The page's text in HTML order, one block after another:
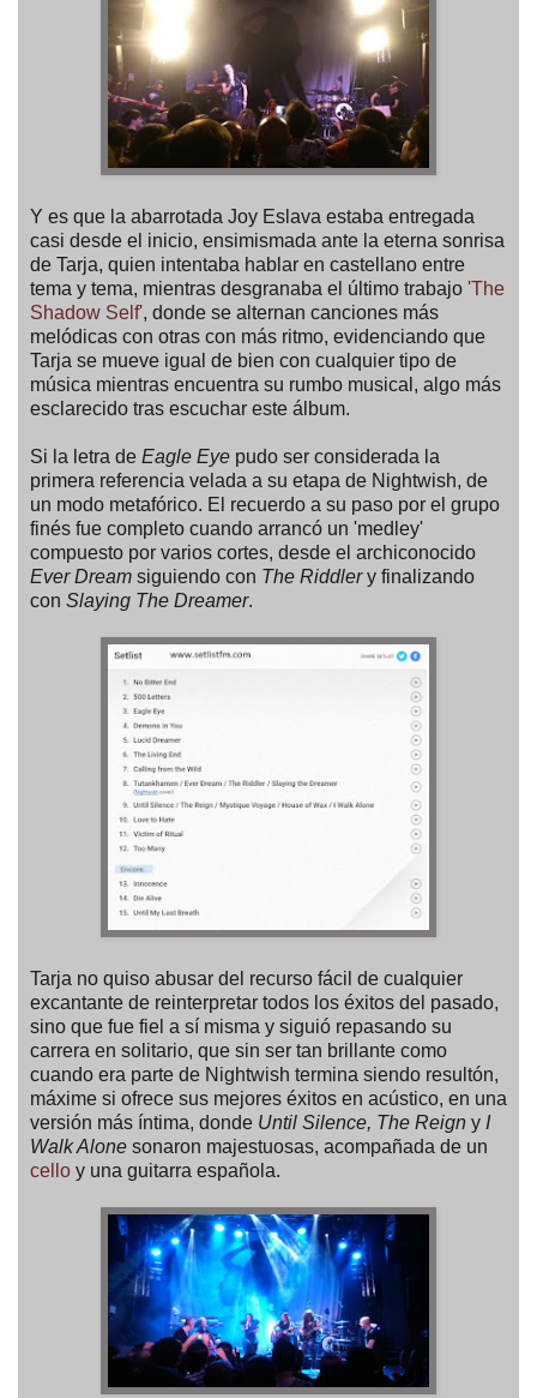
Y es que la abarrotada Joy Eslava estaba entregada
casi desde el inicio, ensimismada ante la eterna sonrisa
de Tarja, quien intentaba hablar en castellano entre
tema y tema, mientras desgranaba el último trabajo 'The
Shadow Self', donde se alternan canciones más
melódicas con otras con más ritmo, evidenciando que
Tarja se mueve igual de bien con cualquier tipo de
música mientras encuentra su rumbo musical, algo más
esclarecido tras escuchar este álbum.
Si la letra de Eagle Eye pudo ser considerada la
primera referencia velada a su etapa de Nightwish, de
un modo metafórico. El recuerdo a su paso por el grupo
finés fue completo cuando arrancó un 'medley'
compuesto por varios cortes, desde el archiconocido
Ever Dream siguiendo con The Riddlery finalizando
con Slaying The Dreamer.
Tarja no quiso abusar del recurso fácil de cualquier
excantante de reinterpretar todos los éxitos del pasado,
sino que fue fiel a sí misma y siguió repasando su
carrera en solitario, que sin ser tan brillante como
cuando era parte de Nightwish termina siendo resultón,
máxime si ofrece sus mejores éxitos en acústico, en una
versión más íntima, donde Until Silence, The Reign y I
Walk Alone sonaron majestuosas, acompañada de un
cello y una guitarra española.